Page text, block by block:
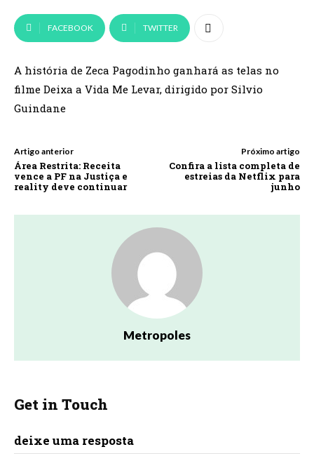
FACEBOOK TWITTER
A história de Zeca Pagodinho ganhará as telas no
filme Deixa a Vida Me Levar, dirigido por Silvio
Guindane
Artigo anterior
Área Restrita: Receita
vence a PF na Justiça e
reality deve continuar
Próximo artigo
Confira a lista completa de
estreias da Netflix para
junho
Metropoles
Get in Touch
deixe uma resposta